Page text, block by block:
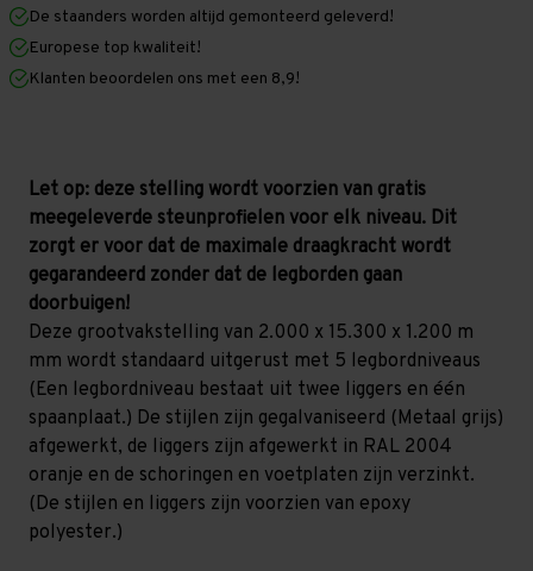
mm
x
1.200
mm
mm
1.200
mm
De staanders worden altijd gemonteerd geleverd!
Europese top kwaliteit!
Klanten beoordelen ons met een 8,9!
Let op: deze stelling wordt voorzien van gratis
meegeleverde steunprofielen voor elk niveau. Dit
zorgt er voor dat de maximale draagkracht wordt
gegarandeerd zonder dat de legborden gaan
doorbuigen!
Deze grootvakstelling van 2.000 x 15.300 x 1.200 m
mm wordt standaard uitgerust met 5 legbordniveaus
(Een legbordniveau bestaat uit twee liggers en één
spaanplaat.) De stijlen zijn gegalvaniseerd (Metaal grijs)
afgewerkt, de liggers zijn afgewerkt in RAL 2004
oranje en de schoringen en voetplaten zijn verzinkt.
(De stijlen en liggers zijn voorzien van epoxy
polyester.)